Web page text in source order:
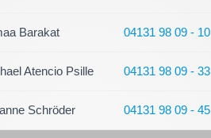
Barakat 04131 98 09 - 10
Atencio Psille 04131 98 09 - 33
Schröder 04131 98 09 - 45